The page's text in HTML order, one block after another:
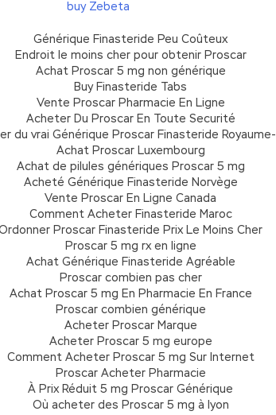
buy Zebeta
Générique Finasteride Peu Coûteux
Endroit le moins cher pour obtenir Proscar
Achat Proscar 5 mg non générique
Buy Finasteride Tabs
Vente Proscar Pharmacie En Ligne
Acheter Du Proscar En Toute Securité
du vrai Générique Proscar Finasteride
Achat Proscar Luxembourg
Achat de pilules génériques Proscar 5 mg
Acheté Générique Finasteride Norvège
Vente Proscar En Ligne Canada
Comment Acheter Finasteride Maroc
Proscar Finasteride Prix Le Moins Cher
Proscar 5 mg rx en ligne
Achat Générique Finasteride Agréable
Proscar combien pas cher
Achat Proscar 5 mg En Pharmacie En France
Proscar combien générique
Acheter Proscar Marque
Acheter Proscar 5 mg europe
Comment Acheter Proscar 5 mg Sur Internet
Proscar Acheter Pharmacie
À Prix Réduit 5 mg Proscar Générique
Où acheter des Proscar 5 mg à lyon